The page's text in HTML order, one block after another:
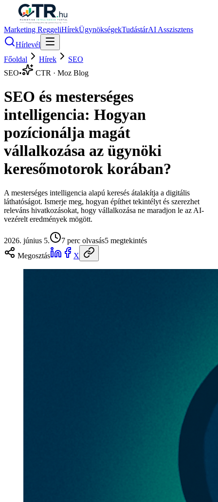
Marketing ReggeliHírekÜgynökségekTudástárAI Asszisztens
Hírlevél
Főoldal
Hírek
SEO
SEO• CTR · Moz Blog
SEO és mesterséges
intelligencia: Hogyan
pozícionálja magát
vállalkozása az ügynöki
keresőmotorok korában?
A mesterséges intelligencia alapú keresés átalakítja a digitális
láthatóságot. Ismerje meg, hogyan építhet tekintélyt és szerezhet
releváns hivatkozásokat, hogy vállalkozása ne maradjon le az AI-
vezérelt eredmények mögött.
2026. június 5. 7 perc olvasás5 megtekintés
Megosztás
X